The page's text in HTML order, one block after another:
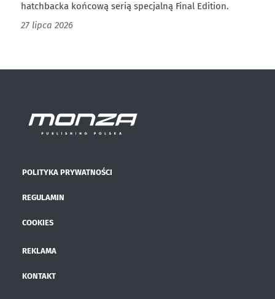
hatchbacka końcową serią specjalną Final Edition.
27 lipca 2026
POLITYKA PRYWATNOŚCI
REGULAMIN
COOKIES
REKLAMA
KONTAKT